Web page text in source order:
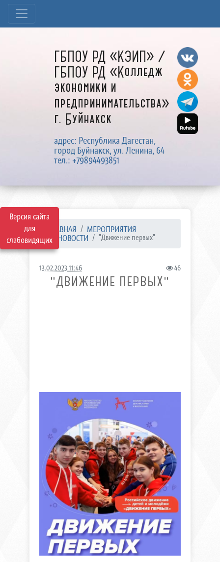
Версия сайта
для
слабовидящих
ГБПОУ РД «КЭИП» /
ГБПОУ РД «Колледж
экономики и
предпринимательства»
г. Буйнакск
адрес: Республика Дагестан,
город Буйнакск, ул. Ленина, 64
тел.: +79894493851
ГЛАВНАЯ
МЕРОПРИЯТИЯ
НОВОСТИ
"Движение первых"
13.02.2023 11:46 46
"ДВИЖЕНИЕ ПЕРВЫХ"